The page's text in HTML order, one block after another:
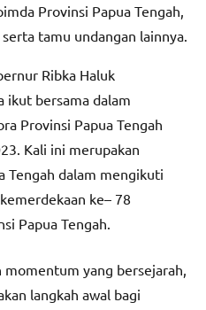
Provinsi Papua Tengah,
tamu undangan lainnya.
Ribka Haluk
ikut bersama dalam
Provinsi Papua Tengah
Kali ini merupakan
Tengah dalam mengikuti
ke– 78
Papua Tengah.
yang bersejarah,
langkah awal bagi